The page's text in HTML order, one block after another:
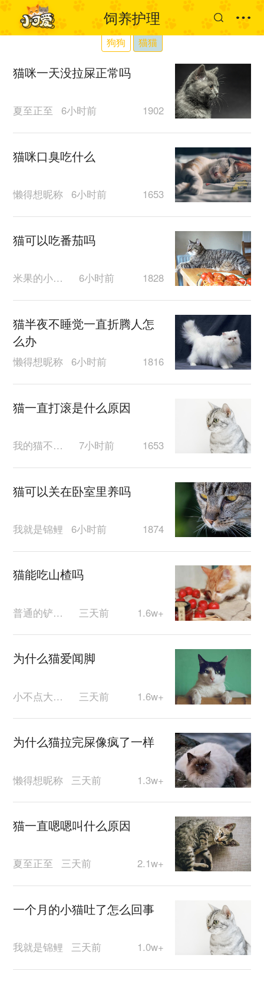
饲养护理
狗狗 猫猫
猫咪一天没拉屎正常吗
夏至正至 6小时前 1902
猫咪口臭吃什么
懒得想昵称 6小时前 1653
猫可以吃番茄吗
米果的小果冻 6小时前 1828
猫半夜不睡觉一直折腾人怎
么办
懒得想昵称 6小时前 1816
猫一直打滚是什么原因
我的猫不给你 7小时前 1653
猫可以关在卧室里养吗
我就是锦鲤 6小时前 1874
猫能吃山楂吗
普通的铲屎官 三天前 1.6w+
为什么猫爱闻脚
小不点大可爱 三天前 1.6w+
为什么猫拉完屎像疯了一样
懒得想昵称 三天前 1.3w+
猫一直嗯嗯叫什么原因
夏至正至 三天前 2.1w+
一个月的小猫吐了怎么回事
我就是锦鲤 三天前 1.0w+